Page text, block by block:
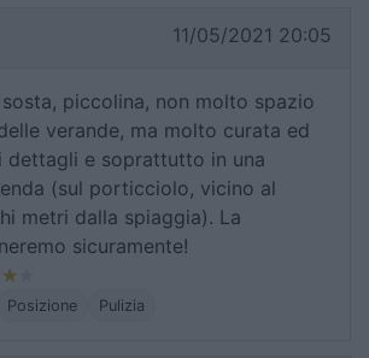
11/05/2021 20:05
piccolina, non molto spazio
verande, ma molto curata ed
e soprattutto in una
(sul porticciolo, vicino al
metri dalla spiaggia). La
sicuramente!
Posizione Pulizia